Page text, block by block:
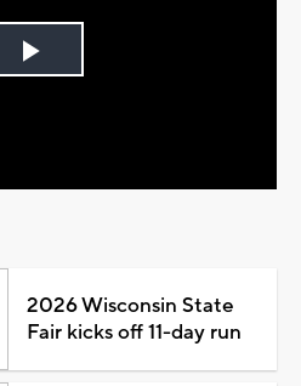
Play
2026 Wisconsin State
Fair kicks off 11-day run